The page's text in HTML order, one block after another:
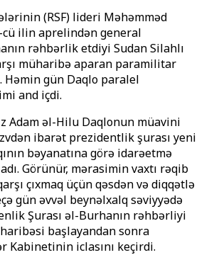
(RSF) lideri Məhəmməd
cü ilin aprelindən general
rəhbərlik etdiyi Sudan Silahlı
müharibə aparan paramilitar
gün Daqlo paralel
and içdi.
Adam əl-Hilu Daqlonun müavini
ibarət prezidentlik şurası yeni
bəyanatına görə idarəetmə
Görünür, mərasimin vaxtı rəqib
çıxmaq üçün qəsdən və diqqətlə
gün əvvəl beynəlxalq səviyyədə
Şurası əl-Burhanın rəhbərliyi
başlayandan sonra
Kabinetinin iclasını keçirdi.